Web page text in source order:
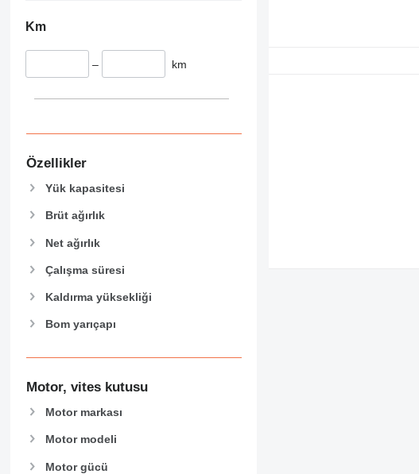
Km
– km
Özellikler
Yük kapasitesi
Brüt ağırlık
Net ağırlık
Çalışma süresi
Kaldırma yüksekliği
Bom yarıçapı
Motor, vites kutusu
Motor markası
Motor modeli
Motor gücü